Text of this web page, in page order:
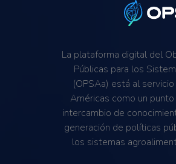
La plataforma digital del
Públicas para los
(OPSAa) está al
Américas como un
intercambio de
generación de políticas
los sistemas